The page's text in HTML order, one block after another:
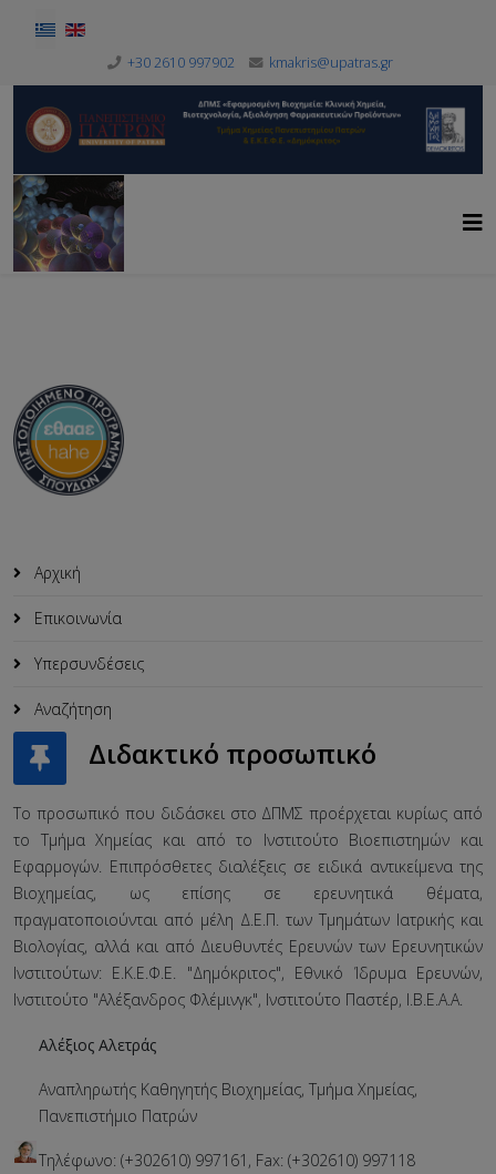
Επιλέξτε τη γλώσσα σας
+30 2610 997902 kmakris@upatras.gr
Αρχική
Επικοινωνία
Υπερσυνδέσεις
Αναζήτηση
Διδακτικό προσωπικό
Το προσωπικό που διδάσκει στο ΔΠΜΣ προέρχεται κυρίως από
το Τμήμα Χημείας και από το Ινστιτούτο Βιοεπιστημών και
Εφαρμογών. Επιπρόσθετες διαλέξεις σε ειδικά αντικείμενα της
Βιοχημείας, ως επίσης σε ερευνητικά θέματα,
πραγματοποιούνται από μέλη Δ.Ε.Π. των Τμημάτων Ιατρικής και
Βιολογίας, αλλά και από Διευθυντές Ερευνών των Ερευνητικών
Ινστιτούτων: Ε.Κ.Ε.Φ.Ε. "Δημόκριτος", Εθνικό Ίδρυμα Ερευνών,
Ινστιτούτο "Αλέξανδρος Φλέμινγκ", Ινστιτούτο Παστέρ, Ι.Β.Ε.Α.Α.
Αλέξιος Αλετράς
Αναπληρωτής Καθηγητής Βιοχημείας, Τμήμα Χημείας,
Πανεπιστήμιο Πατρών
Τηλέφωνο: (+302610) 997161, Fax: (+302610) 997118